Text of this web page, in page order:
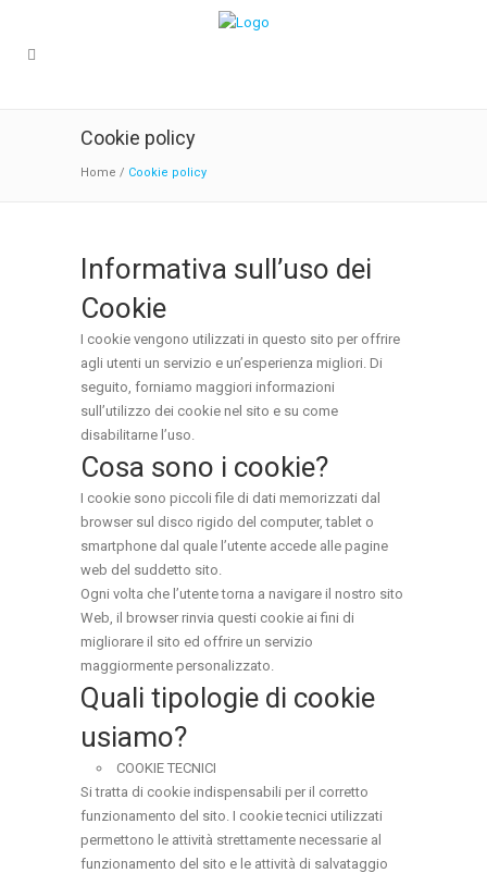
Cookie policy
Home / Cookie policy
Informativa sull’uso dei
Cookie
I cookie vengono utilizzati in questo sito per offrire
agli utenti un servizio e un’esperienza migliori. Di
seguito, forniamo maggiori informazioni
sull’utilizzo dei cookie nel sito e su come
disabilitarne l’uso.
Cosa sono i cookie?
I cookie sono piccoli file di dati memorizzati dal
browser sul disco rigido del computer, tablet o
smartphone dal quale l’utente accede alle pagine
web del suddetto sito.
Ogni volta che l’utente torna a navigare il nostro sito
Web, il browser rinvia questi cookie ai fini di
migliorare il sito ed offrire un servizio
maggiormente personalizzato.
Quali tipologie di cookie
usiamo?
COOKIE TECNICI
Si tratta di cookie indispensabili per il corretto
funzionamento del sito. I cookie tecnici utilizzati
permettono le attività strettamente necessarie al
funzionamento del sito e le attività di salvataggio